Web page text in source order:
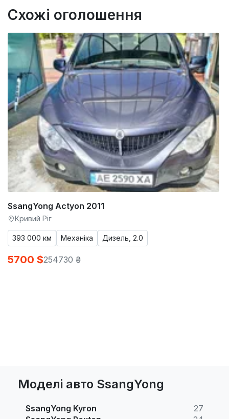
Схожі оголошення
SsangYong Actyon 2011
Кривий Ріг
393 000 км Механіка Дизель, 2.0
5700 $254730 ₴
Моделі авто SsangYong
SsangYong Kyron
27